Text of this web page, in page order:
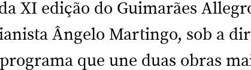
XI edição do Guimarães
Ângelo Martingo, sob a
que une duas obras